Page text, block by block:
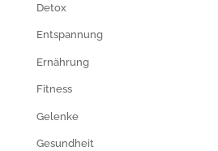
Detox
Entspannung
Ernährung
Fitness
Gelenke
Gesundheit